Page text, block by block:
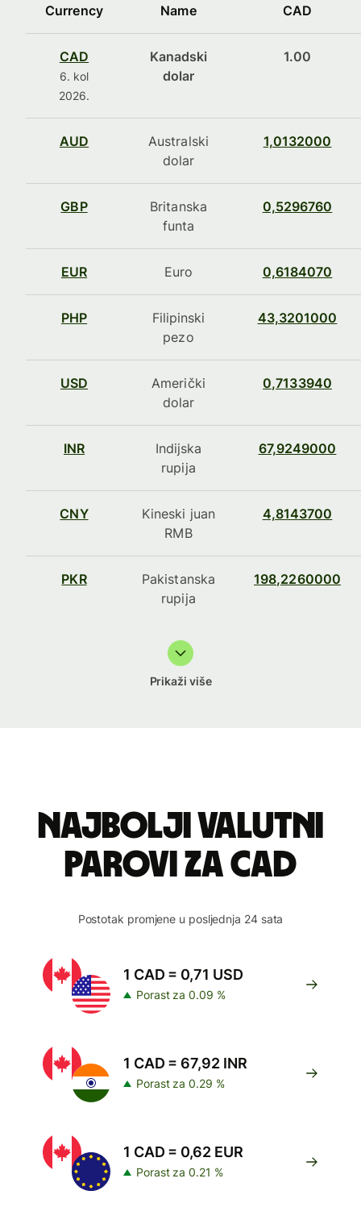
Currency Name
CAD
CAD
6. kol
2026.
Kanadski
dolar
1.00
AUD
Australski
dolar
1,0132000
GBP
Britanska
funta
0,5296760
EUR Euro 0,6184070
PHP
Filipinski
pezo
43,3201000
USD
Američki
dolar
0,7133940
INR
Indijska
rupija
67,9249000
CNY
Kineski juan
RMB
4,8143700
PKR
Pakistanska
rupija
198,2260000
Prikaži više
Najbolji valutni
parovi za CAD
Postotak promjene u posljednja 24 sata
1 CAD = 0,71 USD
Porast za 0.09 %
1 CAD = 67,92 INR
Porast za 0.29 %
1 CAD = 0,62 EUR
Porast za 0.21 %